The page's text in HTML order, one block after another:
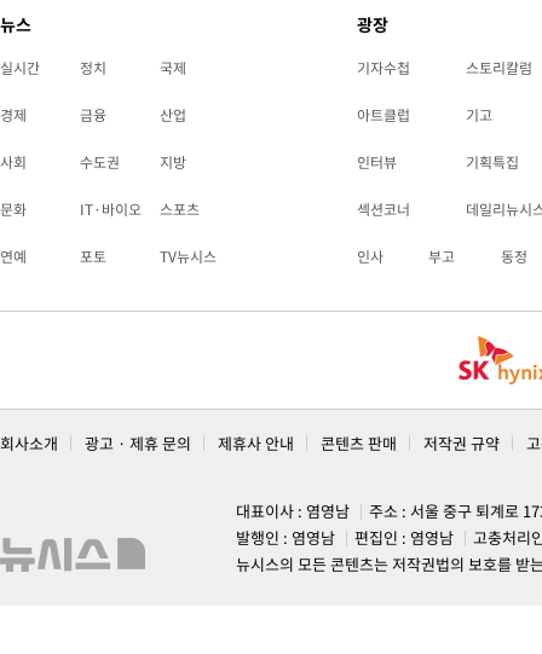
뉴스
실시간 정치 국제
경제 금융 산업
사회 수도권 지방
문화 IT·바이오 스포츠
연예 포토 TV뉴시스
광장
기자수첩 스토리칼럼
아트클럽 기고
인터뷰 기획특집
섹션코너 데일리뉴시
인사 부고 동정
회사소개 광고 · 제휴 문의 제휴사 안내 콘텐츠 판매 저작권 규약
대표이사 : 염영남
주소 : 서울 중구 퇴계로
발행인 : 염영남
편집인 : 염영남
고충처리
뉴시스의 모든 콘텐츠는 저작권법의 보호를